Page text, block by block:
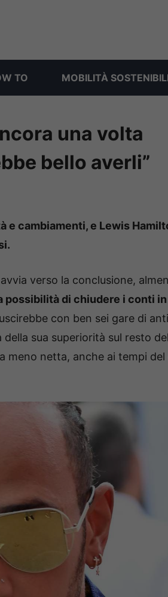
TO MOBILITÀ
una volta
bello averli”
e cambiamenti, e Lewis
verso la conclusione,
possibilità di chiudere i conti
con ben sei gare di
sua superiorità sul resto
meno netta, anche ai tempi